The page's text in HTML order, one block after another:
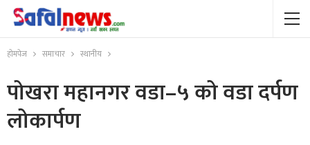
होमपेज समाचार स्थानीय
पोखरा महानगर वडा–५ को वडा दर्पण
लोकार्पण